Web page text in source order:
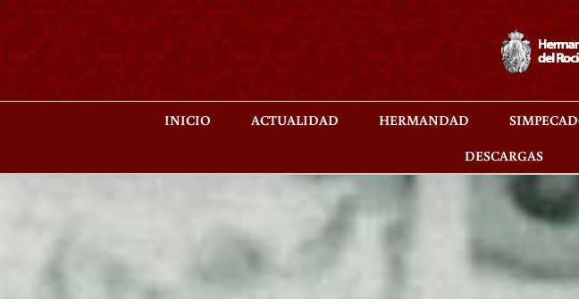
INICIO ACTUALIDAD HERMANDAD
DESCARGAS